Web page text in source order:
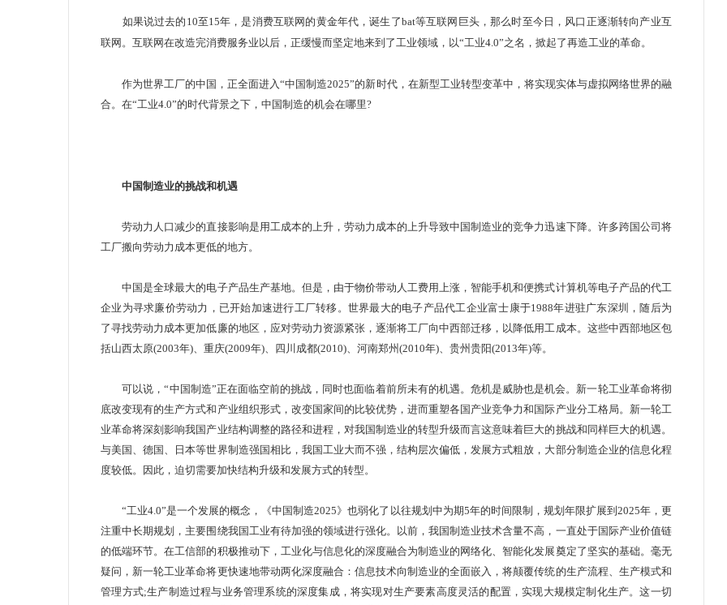
如果说过去的10至15年，是消费互联网的黄金年代，诞生了bat等互联网巨头，那么时至今日，风口正逐渐转向产业互
联网。互联网在改造完消费服务业以后，正缓慢而坚定地来到了工业领域，以“工业4.0”之名，掀起了再造工业的革命。
作为世界工厂的中国，正全面进入“中国制造2025”的新时代，在新型工业转型变革中，将实现实体与虚拟网络世界的融
合。在“工业4.0”的时代背景之下，中国制造的机会在哪里?
中国制造业的挑战和机遇
劳动力人口减少的直接影响是用工成本的上升，劳动力成本的上升导致中国制造业的竞争力迅速下降。许多跨国公司将
工厂搬向劳动力成本更低的地方。
中国是全球最大的电子产品生产基地。但是，由于物价带动人工费用上涨，智能手机和便携式计算机等电子产品的代工
企业为寻求廉价劳动力，已开始加速进行工厂转移。世界最大的电子产品代工企业富士康于1988年进驻广东深圳，随后为
了寻找劳动力成本更加低廉的地区，应对劳动力资源紧张，逐渐将工厂向中西部迁移，以降低用工成本。这些中西部地区包
括山西太原(2003年)、重庆(2009年)、四川成都(2010)、河南郑州(2010年)、贵州贵阳(2013年)等。
可以说，“中国制造”正在面临空前的挑战，同时也面临着前所未有的机遇。危机是威胁也是机会。新一轮工业革命将彻
底改变现有的生产方式和产业组织形式，改变国家间的比较优势，进而重塑各国产业竞争力和国际产业分工格局。新一轮工
业革命将深刻影响我国产业结构调整的路径和进程，对我国制造业的转型升级而言这意味着巨大的挑战和同样巨大的机遇。
与美国、德国、日本等世界制造强国相比，我国工业大而不强，结构层次偏低，发展方式粗放，大部分制造企业的信息化程
度较低。因此，迫切需要加快结构升级和发展方式的转型。
“工业4.0”是一个发展的概念，《中国制造2025》也弱化了以往规划中为期5年的时间限制，规划年限扩展到2025年，更
注重中长期规划，主要围绕我国工业有待加强的领域进行强化。以前，我国制造业技术含量不高，一直处于国际产业价值链
的低端环节。在工信部的积极推动下，工业化与信息化的深度融合为制造业的网络化、智能化发展奠定了坚实的基础。毫无
疑问，新一轮工业革命将更快速地带动两化深度融合：信息技术向制造业的全面嵌入，将颠覆传统的生产流程、生产模式和
管理方式;生产制造过程与业务管理系统的深度集成，将实现对生产要素高度灵活的配置，实现大规模定制化生产。这一切